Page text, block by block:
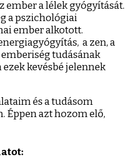
ember a lélek gyógyítását.
a pszichológiai
ember alkotott.
a zen, a
tudásának
kevésbé jelennek
és a tudásom
azt hozom elő,